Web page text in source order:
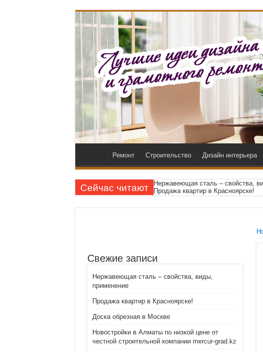
Ремонт Строительство Дизайн интерьера
Сейчас читают
Нержавеющая сталь – свойства,
Продажа квартир в Красноярске!
stroyhouse.od.ua – это надежная и
Двери-невидимки в Москве
Консольные светодиодные
Свежие записи
Нержавеющая сталь – свойства, виды,
применение
Продажа квартир в Красноярске!
Доска обрезная в Москве
Новостройки в Алматы по низкой цене от
честной строительной компании mercur-grad.kz